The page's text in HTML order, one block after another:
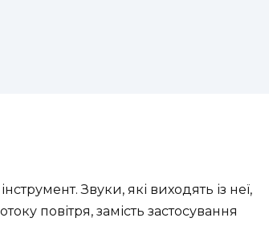
Звуки, які виходять із неї,
повітря, замість застосування